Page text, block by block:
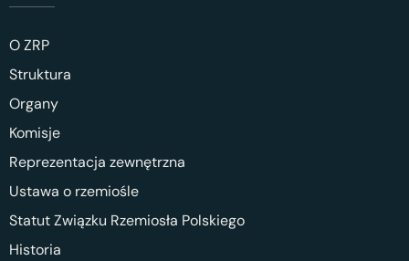
O ZRP
Struktura
Organy
Komisje
Reprezentacja zewnętrzna
Ustawa o rzemiośle
Statut Związku Rzemiosła Polskiego
Historia